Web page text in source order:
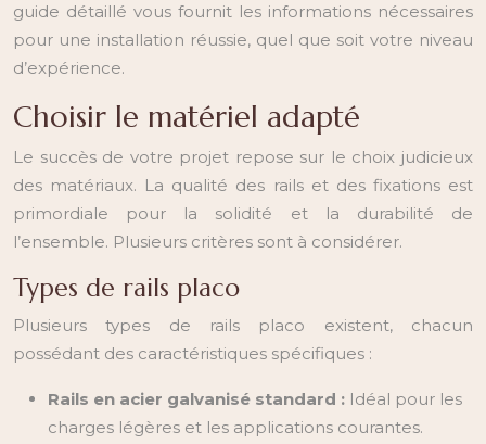
guide détaillé vous fournit les informations nécessaires
pour une installation réussie, quel que soit votre niveau
d’expérience.
Choisir le matériel adapté
Le succès de votre projet repose sur le choix judicieux
des matériaux. La qualité des rails et des fixations est
primordiale pour la solidité et la durabilité de
l’ensemble. Plusieurs critères sont à considérer.
Types de rails placo
Plusieurs types de rails placo existent, chacun
possédant des caractéristiques spécifiques :
Rails en acier galvanisé standard : Idéal pour les
charges légères et les applications courantes.